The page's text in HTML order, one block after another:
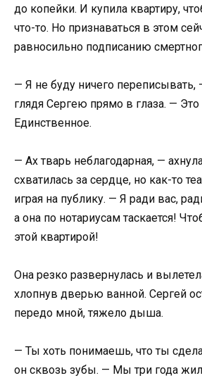
до копейки. И купила квартиру,
что-то. Но признаваться в этом
равносильно подписанию
— Я не буду ничего переписывать,
глядя Сергею прямо в глаза. —
Единственное.
— Ах тварь неблагодарная, —
схватилась за сердце, но как-то
играя на публику. — Я ради вас,
а она по нотариусам таскается!
этой квартирой!
Она резко развернулась и
хлопнув дверью ванной. Сергей
передо мной, тяжело дыша.
— Ты хоть понимаешь, что ты
он сквозь зубы. — Мы три года